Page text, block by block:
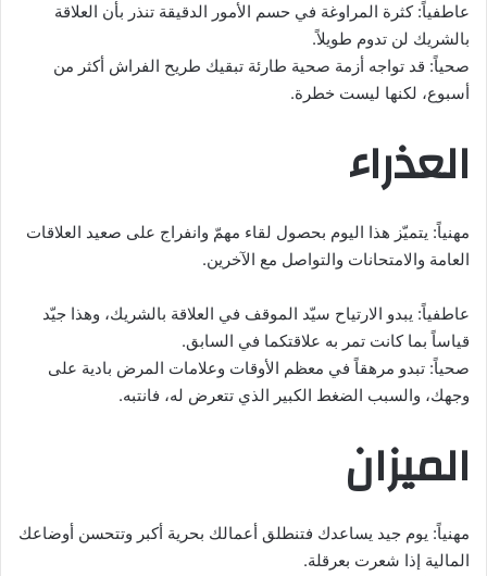
عاطفياً: كثرة المراوغة في حسم الأمور الدقيقة تنذر بأن العلاقة
بالشريك لن تدوم طويلاً.
صحياً: قد تواجه أزمة صحية طارئة تبقيك طريح الفراش أكثر من
أسبوع، لكنها ليست خطرة.
العذراء
مهنياً: يتميّز هذا اليوم بحصول لقاء مهمّ وانفراج على صعيد العلاقات
العامة والامتحانات والتواصل مع الآخرين.
عاطفياً: يبدو الارتياح سيّد الموقف في العلاقة بالشريك، وهذا جيّد
قياساً بما كانت تمر به علاقتكما في السابق.
صحياً: تبدو مرهقاً في معظم الأوقات وعلامات المرض بادية على
وجهك، والسبب الضغط الكبير الذي تتعرض له، فانتبه.
الميزان
مهنياً: يوم جيد يساعدك فتنطلق أعمالك بحرية أكبر وتتحسن أوضاعك
المالية إذا شعرت بعرقلة.